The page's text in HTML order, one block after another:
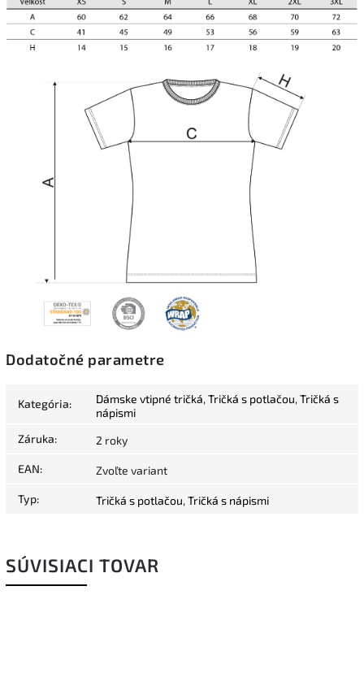
Dodatočné parametre
Kategória: Dámske vtipné tričká, Tričká s potlačou, Tričká s
nápismi
Záruka: 2 roky
EAN: Zvoľte variant
Typ: Tričká s potlačou, Tričká s nápismi
SÚVISIACI TOVAR